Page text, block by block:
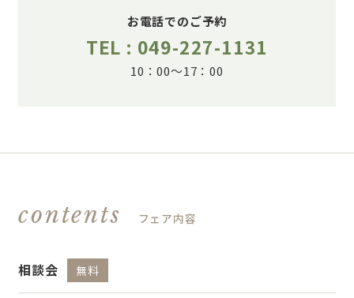
お電話でのご予約
TEL : 049-227-1131
10：00～17：00
contents フェア内容
相談会 無料